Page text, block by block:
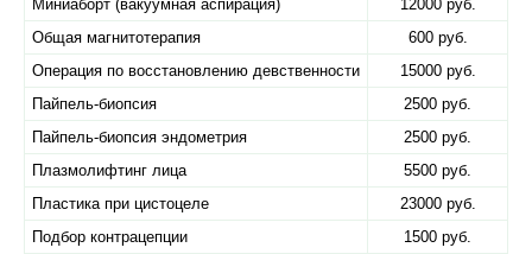
Миниаборт (вакуумная аспирация)
12000 руб.
Общая магнитотерапия
600 руб.
Операция по восстановлению девственности
15000 руб.
Пайпель-биопсия
2500 руб.
Пайпель-биопсия эндометрия
2500 руб.
Плазмолифтинг лица
5500 руб.
Пластика при цистоцеле
23000 руб.
Подбор контрацепции
1500 руб.